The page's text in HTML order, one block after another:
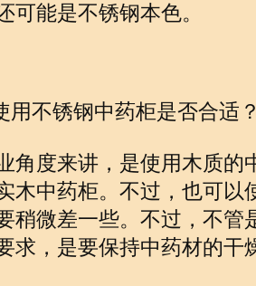
可能是不锈钢本色。
用不锈钢中药柜是否合适
角度来讲，是使用木质的
木中药柜。不过，也可以
稍微差一些。不过，不管
求，是要保持中药材的干